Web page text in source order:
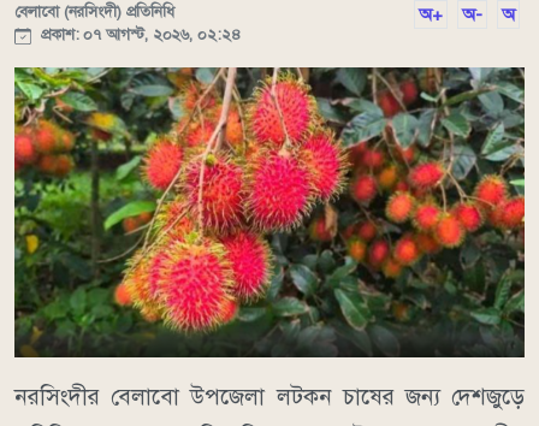
বেলাবো (নরসিংদী) প্রতিনিধি
প্রকাশ: ০৭ আগস্ট, ২০২৬, ০২:২৪
অ+ অ- অ
নরসিংদীর বেলাবো উপজেলা লটকন চাষের জন্য দেশজুড়ে